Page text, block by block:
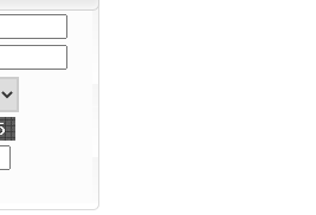
ilgili bazı
için, Google